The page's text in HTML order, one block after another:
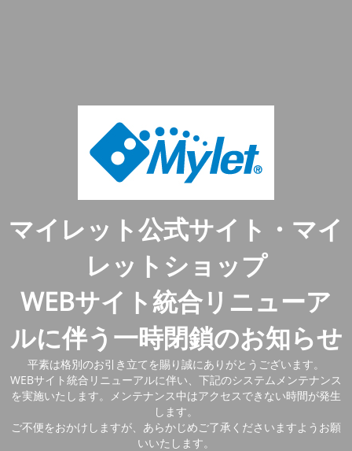
マイレット公式サイト・マイ
レットショップ
WEBサイト統合リニューア
ルに伴う一時閉鎖のお知らせ
平素は格別のお引き立てを賜り誠にありがとうございます。
WEBサイト統合リニューアルに伴い、下記のシステムメンテナンス
を実施いたします。メンテナンス中はアクセスできない時間が発生
します。
ご不便をおかけしますが、あらかじめご了承くださいますようお願
いいたします。